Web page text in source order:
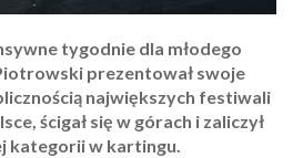
tygodnie dla młodego
prezentował swoje
największych festiwali
ścigał się w górach i zaliczył
kategorii w kartingu.